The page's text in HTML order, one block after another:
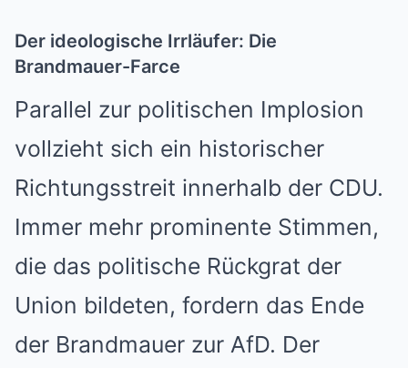
Der ideologische Irrläufer: Die
Brandmauer-Farce
Parallel zur politischen Implosion
vollzieht sich ein historischer
Richtungsstreit innerhalb der CDU.
Immer mehr prominente Stimmen,
die das politische Rückgrat der
Union bildeten, fordern das Ende
der Brandmauer zur AfD. Der